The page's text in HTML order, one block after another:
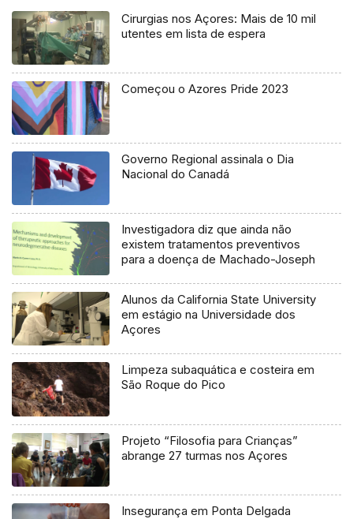
Cirurgias nos Açores: Mais de 10 mil
utentes em lista de espera
Começou o Azores Pride 2023
Governo Regional assinala o Dia
Nacional do Canadá
Investigadora diz que ainda não
existem tratamentos preventivos
para a doença de Machado-Joseph
Alunos da California State University
em estágio na Universidade dos
Açores
Limpeza subaquática e costeira em
São Roque do Pico
Projeto “Filosofia para Crianças”
abrange 27 turmas nos Açores
Insegurança em Ponta Delgada